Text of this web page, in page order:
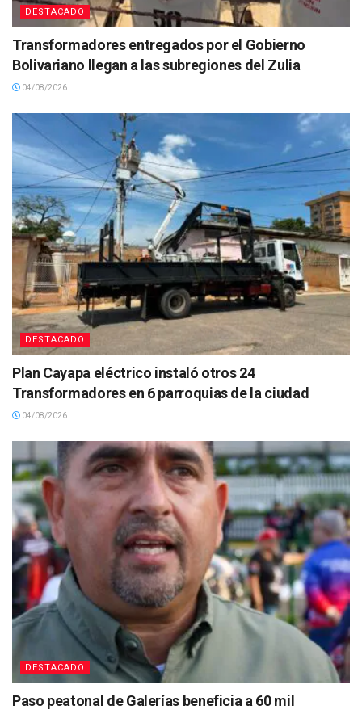
DESTACADO
Transformadores entregados por el Gobierno
Bolivariano llegan a las subregiones del Zulia
04/08/2026
DESTACADO
Plan Cayapa eléctrico instaló otros 24
Transformadores en 6 parroquias de la ciudad
04/08/2026
DESTACADO
Paso peatonal de Galerías beneficia a 60 mil